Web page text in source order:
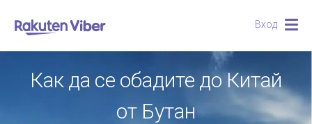
Вход
Как да се обадите до Китай
от Бутан